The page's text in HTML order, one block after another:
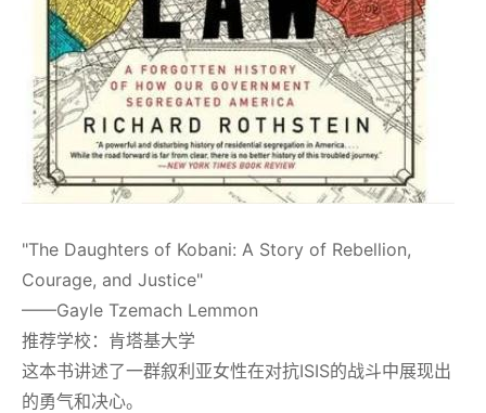
"The Daughters of Kobani: A Story of Rebellion,
Courage, and Justice"
——Gayle Tzemach Lemmon
推荐学校：肯塔基大学
这本书讲述了一群叙利亚女性在对抗ISIS的战斗中展现出
的勇气和决心。